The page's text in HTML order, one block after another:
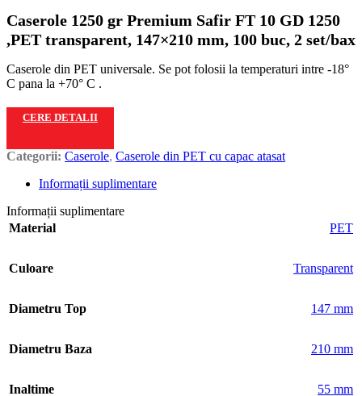
Caserole 1250 gr Premium Safir FT 10 GD 1250
,PET transparent, 147×210 mm, 100 buc, 2 set/bax
Caserole din PET universale. Se pot folosii la temperaturi intre -18°
C pana la +70° C .
CERE DETALII
Categorii: Caserole, Caserole din PET cu capac atasat
Informații suplimentare
Informații suplimentare
Material
PET
Culoare Transparent
Diametru Top 147 mm
Diametru Baza 210 mm
Inaltime 55 mm